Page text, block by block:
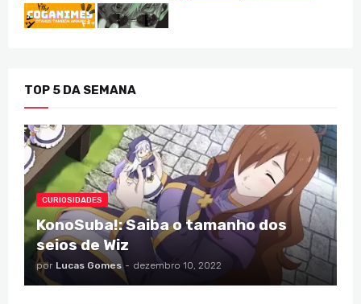
TOP 5 DA SEMANA
CURIOSIDADES
KonoSuba!: Saiba o tamanho dos
seios de Wiz
por Lucas Gomes - dezembro 10, 2022